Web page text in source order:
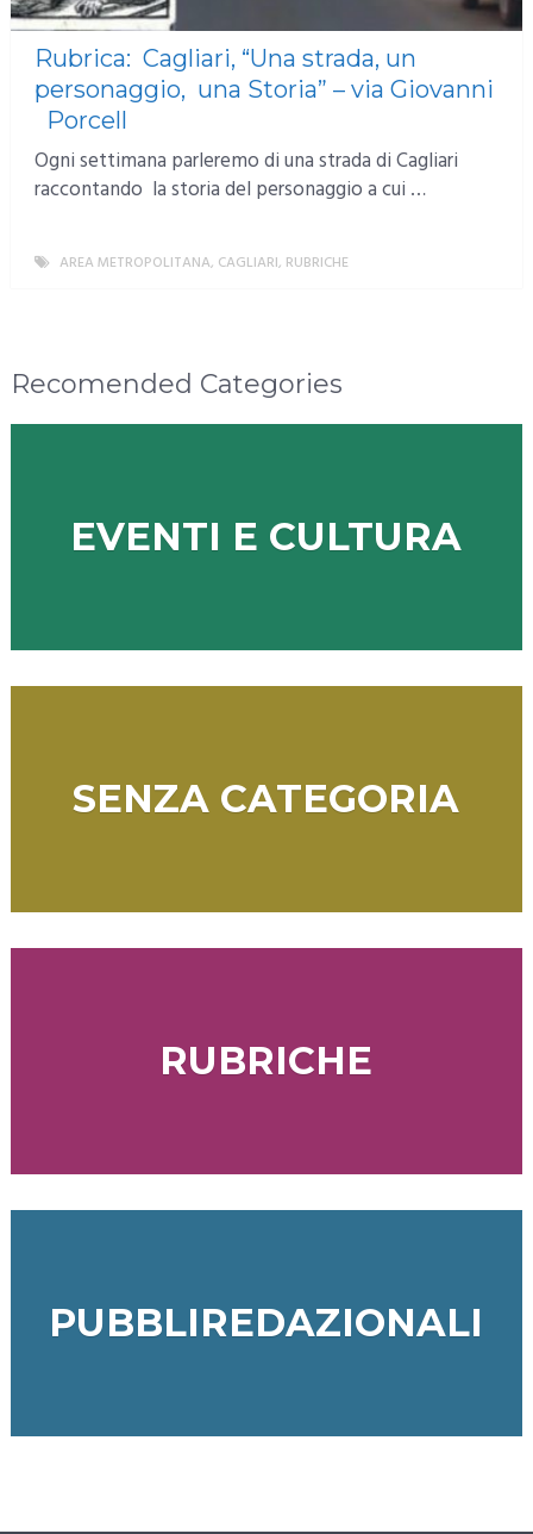
Rubrica: Cagliari, “Una strada, un
personaggio, una Storia” – via Giovanni
Porcell
Ogni settimana parleremo di una strada di Cagliari
raccontando la storia del personaggio a cui …
AREA METROPOLITANA, CAGLIARI, RUBRICHE
Recomended Categories
EVENTI E CULTURA
SENZA CATEGORIA
RUBRICHE
PUBBLIREDAZIONALI